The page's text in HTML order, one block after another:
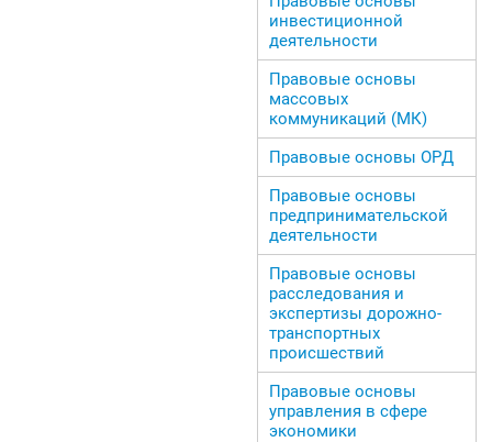
инвестиционной
деятельности
Правовые основы
массовых
коммуникаций (МК)
Правовые основы ОРД
Правовые основы
предпринимательской
деятельности
Правовые основы
расследования и
экспертизы дорожно-
транспортных
происшествий
Правовые основы
управления в сфере
экономики